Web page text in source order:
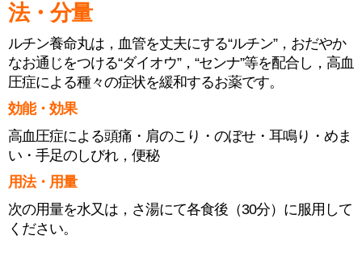
法・分量
ルチン養命丸は，血管を丈夫にする“ルチン”，おだやか
なお通じをつける“ダイオウ”，“センナ”等を配合し，高血
圧症による種々の症状を緩和するお薬です。
効能・効果
高血圧症による頭痛・肩のこり・のぼせ・耳鳴り・めま
い・手足のしびれ，便秘
用法・用量
次の用量を水又は，さ湯にて各食後（30分）に服用して
ください。